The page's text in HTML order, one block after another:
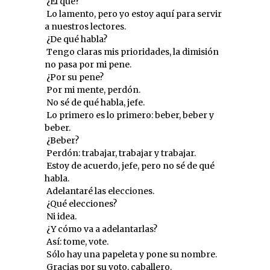
 Lo lamento, pero yo estoy aquí para servir
a nuestros lectores.
 ¿De qué habla?
 Tengo claras mis prioridades, la dimisión
no pasa por mi pene.
 ¿Por su pene?
 Por mi mente, perdón.
 No sé de qué habla, jefe.
 Lo primero es lo primero: beber, beber y
beber.
 ¿Beber?
 Perdón: trabajar, trabajar y trabajar.
 Estoy de acuerdo, jefe, pero no sé de qué
habla.
 Adelantaré las elecciones.
 ¿Qué elecciones?
 Ni idea.
 ¿Y cómo va a adelantarlas?
 Así: tome, vote.
 Sólo hay una papeleta y pone su nombre.
 Gracias por su voto, caballero.